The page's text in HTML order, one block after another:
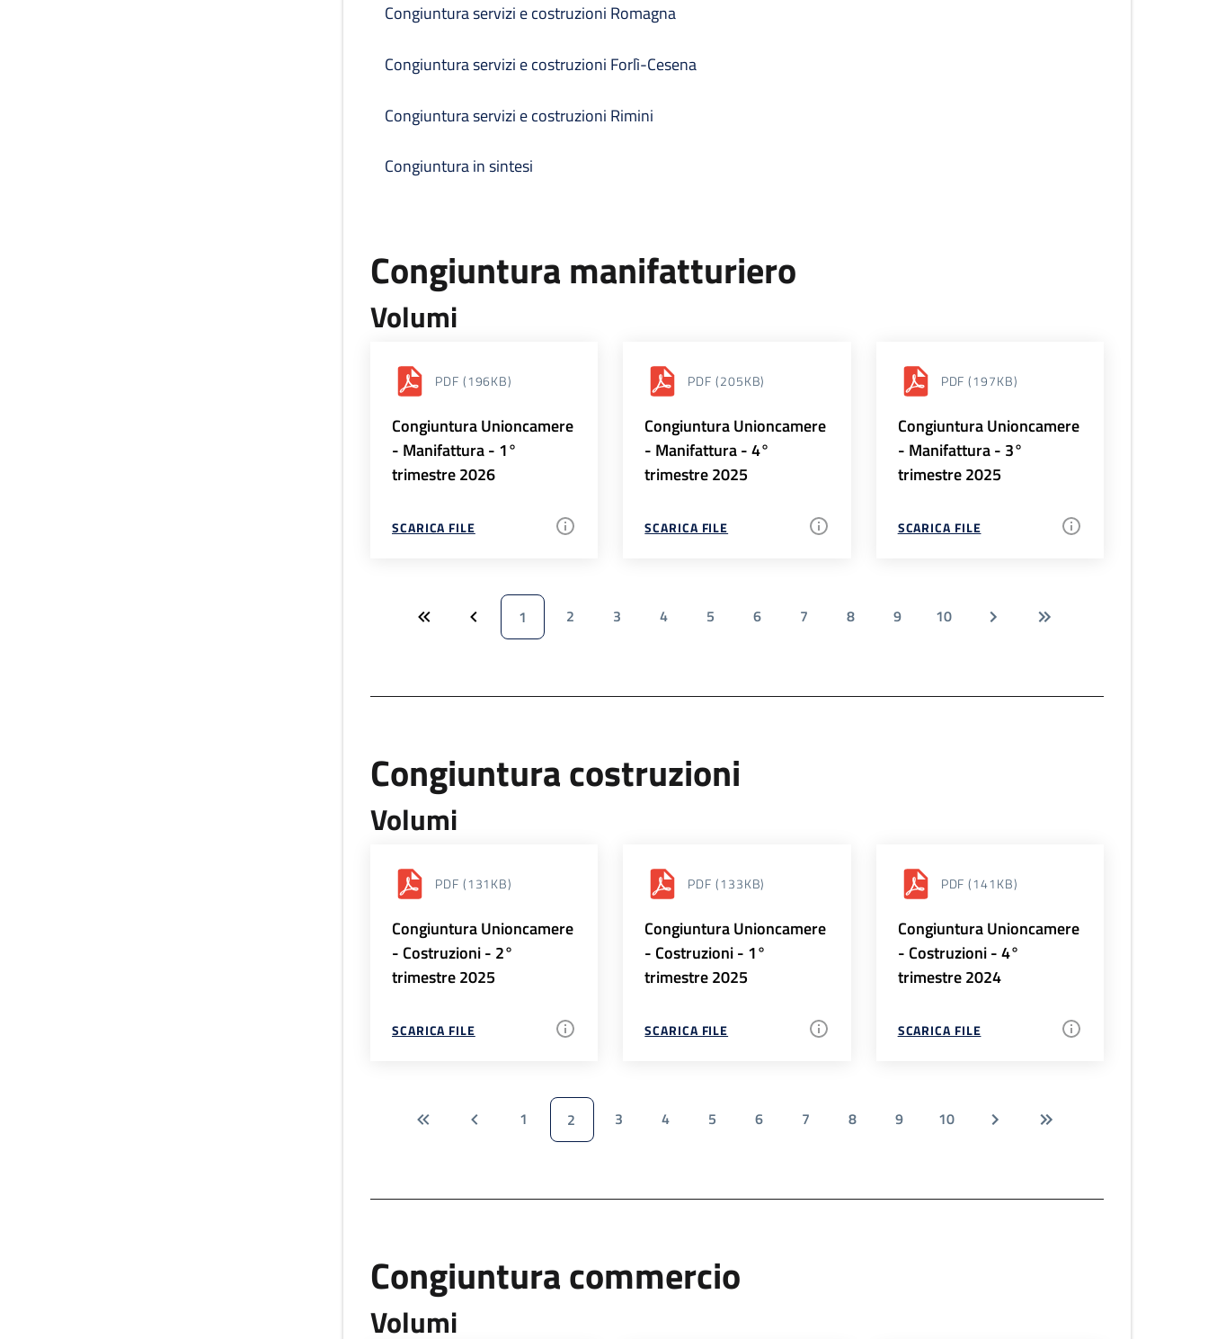
Congiuntura servizi e costruzioni Romagna
Congiuntura servizi e costruzioni Forlì-Cesena
Congiuntura servizi e costruzioni Rimini
Congiuntura in sintesi
Congiuntura manifatturiero
Volumi
PDF (196KB)
Congiuntura Unioncamere
- Manifattura - 1°
trimestre 2026
SCARICA FILE
PDF (205KB)
Congiuntura Unioncamere
- Manifattura - 4°
trimestre 2025
SCARICA FILE
PDF (197KB)
Congiuntura Unioncamere
- Manifattura - 3°
trimestre 2025
SCARICA FILE
1 2 3 4 5 6 7 8 9 10
Congiuntura costruzioni
Volumi
PDF (131KB)
Congiuntura Unioncamere
- Costruzioni - 2°
trimestre 2025
SCARICA FILE
PDF (133KB)
Congiuntura Unioncamere
- Costruzioni - 1°
trimestre 2025
SCARICA FILE
PDF (141KB)
Congiuntura Unioncamere
- Costruzioni - 4°
trimestre 2024
SCARICA FILE
1 2 3 4 5 6 7 8 9 10
Congiuntura commercio
Volumi